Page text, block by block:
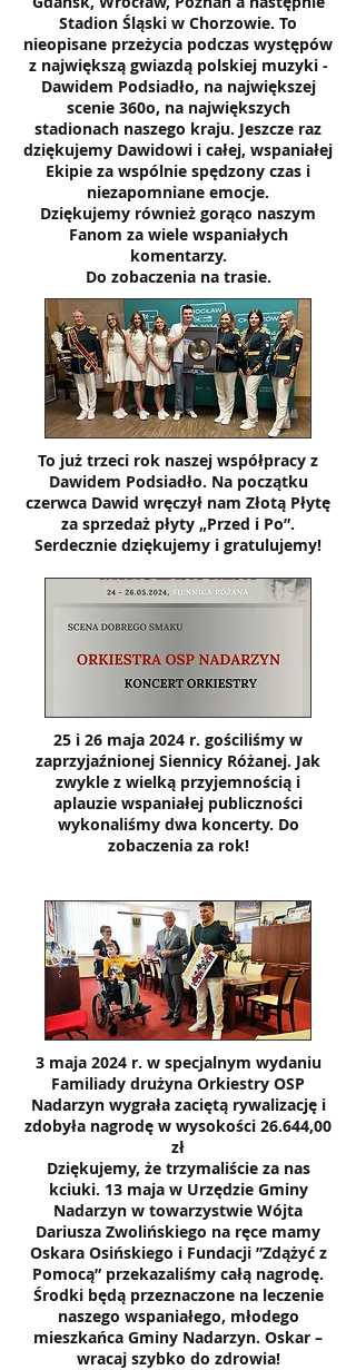
Stadion Śląski w Chorzowie. To
nieopisane przeżycia podczas występów
z największą gwiazdą polskiej muzyki -
Dawidem Podsiadło, na największej
scenie 360o, na największych
stadionach naszego kraju. Jeszcze raz
dziękujemy Dawidowi i całej, wspaniałej
Ekipie za wspólnie spędzony czas i
niezapomniane emocje.
Dziękujemy również gorąco naszym
Fanom za wiele wspaniałych
komentarzy.
Do zobaczenia na trasie.
To już trzeci rok naszej współpracy z
Dawidem Podsiadło. Na początku
czerwca Dawid wręczył nam Złotą Płytę
za sprzedaż płyty „Przed i Po”.
Serdecznie dziękujemy i gratulujemy!
25 i 26 maja 2024 r. gościliśmy w
zaprzyjaźnionej Siennicy Różanej. Jak
zwykle z wielką przyjemnością i
aplauzie wspaniałej publiczności
wykonaliśmy dwa koncerty. Do
zobaczenia za rok!
3 maja 2024 r. w specjalnym wydaniu
Familiady drużyna Orkiestry OSP
Nadarzyn wygrała zaciętą rywalizację i
zdobyła nagrodę w wysokości 26.644,00
zł
Dziękujemy, że trzymaliście za nas
kciuki. 13 maja w Urzędzie Gminy
Nadarzyn w towarzystwie Wójta
Dariusza Zwolińskiego na ręce mamy
Oskara Osińskiego i Fundacji ”Zdążyć z
Pomocą” przekazaliśmy całą nagrodę.
Środki będą przeznaczone na leczenie
naszego wspaniałego, młodego
mieszkańca Gminy Nadarzyn. Oskar –
wracaj szybko do zdrowia!